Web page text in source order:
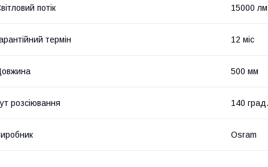
потік 15000 лм
термін 12 міс
500 мм
розсіювання 140 град.
Osram